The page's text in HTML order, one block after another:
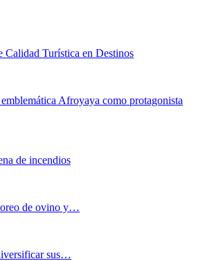
Calidad Turística en Destinos
Afroyaya como protagonista
de incendios
de ovino y…
sus…